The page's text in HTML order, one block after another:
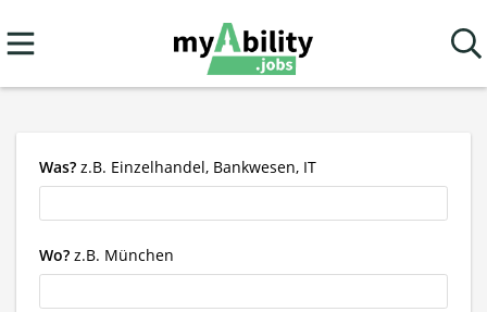
Was? z.B. Einzelhandel, Bankwesen, IT
Wo? z.B. München